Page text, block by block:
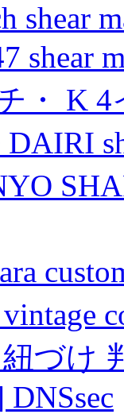
shear
shear
・ K
づけ
DNSsec